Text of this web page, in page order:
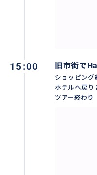
15:00 旧市街で
ショッピング
ホテルへ戻り
ツアー終わり